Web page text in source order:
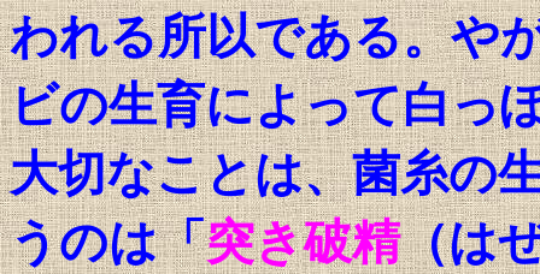
われる所以である。や
ビの生育によって白っ
大切なことは、菌糸の
うのは「突き破精（は